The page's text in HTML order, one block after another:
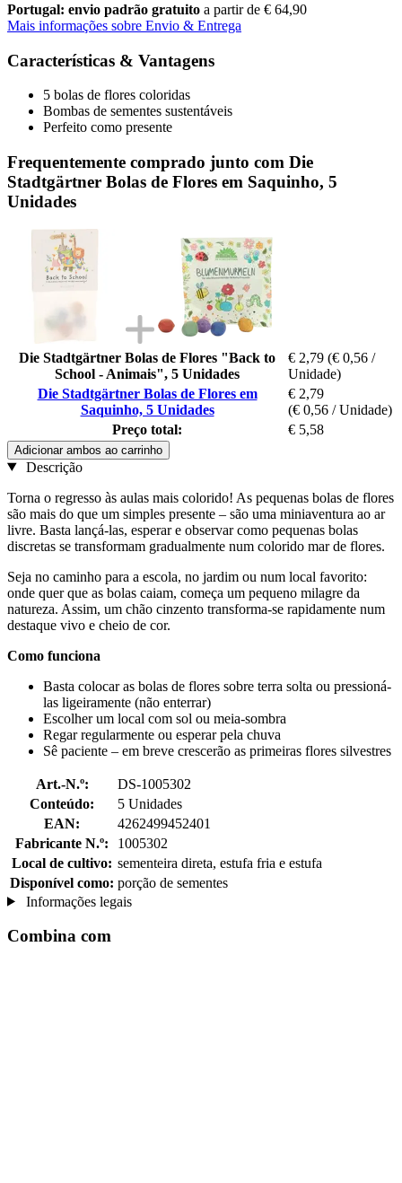
Portugal: envio padrão gratuito a partir de € 64,90
Mais informações sobre Envio & Entrega
Características & Vantagens
5 bolas de flores coloridas
Bombas de sementes sustentáveis
Perfeito como presente
Frequentemente comprado junto com Die
Stadtgärtner Bolas de Flores em Saquinho, 5
Unidades
Die Stadtgärtner Bolas de Flores "Back to
School - Animais", 5 Unidades
€ 2,79 (€ 0,56 /
Unidade)
Die Stadtgärtner Bolas de Flores em
Saquinho, 5 Unidades
€ 2,79
(€ 0,56 / Unidade)
Preço total:
€ 5,58
Adicionar ambos ao carrinho
Descrição
Torna o regresso às aulas mais colorido! As pequenas bolas de flores
são mais do que um simples presente – são uma miniaventura ao ar
livre. Basta lançá-las, esperar e observar como pequenas bolas
discretas se transformam gradualmente num colorido mar de flores.
Seja no caminho para a escola, no jardim ou num local favorito:
onde quer que as bolas caiam, começa um pequeno milagre da
natureza. Assim, um chão cinzento transforma-se rapidamente num
destaque vivo e cheio de cor.
Como funciona
Basta colocar as bolas de flores sobre terra solta ou pressioná-
las ligeiramente (não enterrar)
Escolher um local com sol ou meia-sombra
Regar regularmente ou esperar pela chuva
Sê paciente – em breve crescerão as primeiras flores silvestres
Art.-N.º:
DS-1005302
Conteúdo:
5 Unidades
EAN:
4262499452401
Fabricante N.º:
1005302
Local de cultivo: sementeira direta, estufa fria e estufa
Disponível como: porção de sementes
Informações legais
Combina com